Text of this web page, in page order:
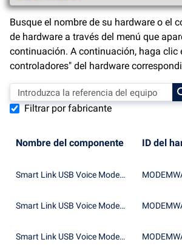
Busque el nombre de su hardware o el
de hardware a través del menú que
continuación. A continuación, haga clic
controladores" del hardware
Filtrar por fabricante
Nombre del componente ID del
Smart Link USB Voice Modem Wave Device
Smart Link USB Voice Modem Wave Device
Smart Link USB Voice Modem Wave Device